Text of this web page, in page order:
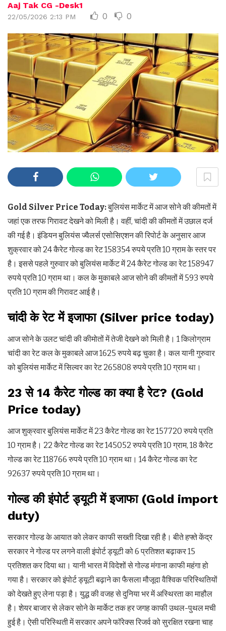
Aaj Tak CG -Desk1
22/05/2026 2:13 PM 0 0
Gold Silver Price Today:बुलियंस मार्केट में आज सोने की कीमतों में
जहां एक तरफ गिरावट देखने को मिली है। वहीं, चांदी की कीमतों में उछाल दर्ज
की गई है। इंडियन बुलियंस ज्वैलर्स एसोसिएशन की रिपोर्ट के अनुसार आज
शुक्रवार को 24 कैरेट गोल्ड का रेट 158354 रुपये प्रति 10 ग्राम के स्तर पर
है। इससे पहले गुरुवार को बुलियंस मार्केट में 24 कैरेट गोल्ड का रेट 158947
रुपये प्रति 10 ग्राम था। कल के मुकाबले आज सोने की कीमतों में 593 रुपये
प्रति 10 ग्राम की गिरावट आई है।
चांदी के रेट में इजाफा (Silver price today)
आज सोने के उलट चांदी की कीमोतों में तेजी देखने को मिली है। 1 किलोग्राम
चांदी का रेट कल के मुकाबले आज 1625 रुपये बढ़ चुका है। कल यानी गुरुवार
को बुलियंस मार्केट में सिल्वर का रेट 265808 रुपये प्रति 10 ग्राम था।
23 से 14 कैरेट गोल्ड का क्या है रेट? (Gold
Price today)
आज शुक्रवार बुलियंस मार्केट में 23 कैरेट गोल्ड का रेट 157720 रुपये प्रति
10 ग्राम है। 22 कैरेट गोल्ड का रेट 145052 रुपये प्रति 10 ग्राम, 18 कैरेट
गोल्ड का रेट 118766 रुपये प्रति 10 ग्राम था। 14 कैरेट गोल्ड का रेट
92637 रुपये प्रति 10 ग्राम था।
गोल्ड की इंपोर्ट ड्यूटी में इजाफा (Gold import
duty)
सरकार गोल्ड के आयात को लेकर काफी सख्ती दिखा रही है। बीते हफ्ते केंद्र
सरकार ने गोल्ड पर लगने वाली इंपोर्ट ड्यूटी को 6 प्रतिशत बढ़ाकर 15
प्रतिशत कर दिया था। यानी भारत में विदेशों से गोल्ड मंगाना काफी महंगा हो
गया है। सरकार को इंपोर्ट ड्यूटी बढ़ाने का फैसला मौजूदा वैश्विक परिस्थितियों
को देखते हुए लेना पड़ा है। युद्ध की वजह से दुनिया भर में अस्थिरता का माहौल
है। शेयर बाजार से लेकर सोने के मार्केट तक हर जगह काफी उथल-पुथल मची
हुई है। ऐसी परिस्थिती में सरकार अपने फॉरेक्स रिजर्व को सुरक्षित रखना चाह